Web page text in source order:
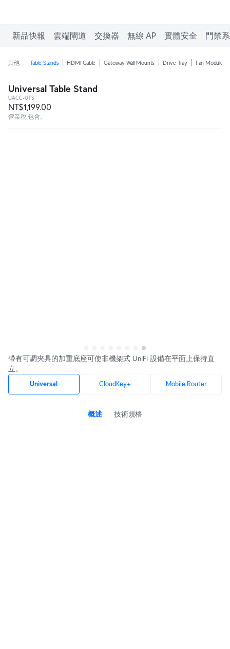
新品快報 雲端閘道 交換器 無線 AP 實體安全 門禁
其他 Table Stands HDMI Cable Gateway Wall Mounts Drive Tray Fan Module
Universal Table Stand
UACC-UTS
NT$1,199.00
營業稅 包含。
帶有可調夾具的加重底座可使非機架式 UniFi 設備在平面上保持直
立。
Universal CloudKey+ Mobile Router
概述 技術規格